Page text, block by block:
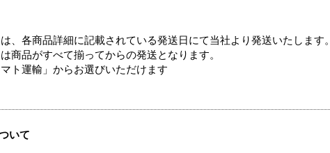
、各商品詳細に記載されている発送日にて当社より発送いたします。
商品がすべて揃ってからの発送となります。
ト運輸」からお選びいただけます
いて